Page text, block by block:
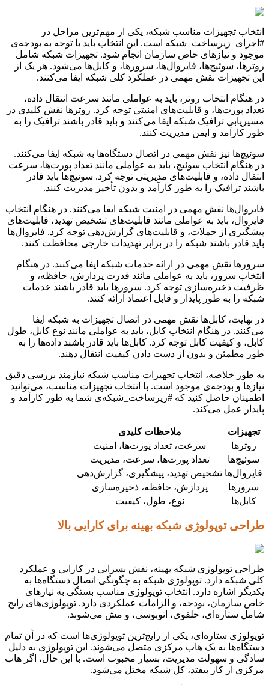
انتخاب تجهیزات مناسب شبکه، یکی از مهم‌ترین مراحل در
#اجرای_زیرساخت_شبکه است. این انتخاب باید با توجه به بودجه‌ی
موجود و نیازهای خاص سازمان انجام شود. تجهیزات شبکه شامل
روترها، سوئیچ‌ها، فایروال‌ها، سرورها، و کابل‌ها می‌شود. هر یک از
این تجهیزات نقش مهمی در عملکرد کلی شبکه ایفا می‌کنند.
در هنگام انتخاب روتر، باید به عواملی مانند سرعت انتقال داده،
تعداد پورت‌ها، و قابلیت‌های امنیتی توجه کرد. روترها نقش کلیدی در
مسیریابی ترافیک شبکه ایفا می‌کنند و باید قادر باشند ترافیک را به
طور کارآمد و ایمن مدیریت کنند.
سوئیچ‌ها نیز نقش مهمی در اتصال دستگاه‌ها به شبکه ایفا می‌کنند.
در هنگام انتخاب سوئیچ، باید به عواملی مانند تعداد پورت‌ها، سرعت
انتقال داده، و قابلیت‌های مدیریتی توجه کرد. سوئیچ‌ها باید قادر
باشند ترافیک را به طور کارآمد و بدون تأخیر مدیریت کنند.
فایروال‌ها نقش مهمی در امنیت شبکه ایفا می‌کنند. در هنگام انتخاب
فایروال، باید به عواملی مانند قابلیت‌های تشخیص تهدید، قابلیت‌های
پیشگیری از حملات، و قابلیت‌های گزارش‌دهی توجه کرد. فایروال‌ها
باید قادر باشند شبکه را در برابر تهدیدات خارجی محافظت کنند.
سرورها نقش مهمی در ارائه خدمات شبکه ایفا می‌کنند. در هنگام
انتخاب سرور، باید به عواملی مانند قدرت پردازش، حافظه، و
ظرفیت ذخیره‌سازی توجه کرد. سرورها باید قادر باشند خدمات
شبکه را به طور پایدار و قابل اعتماد ارائه کنند.
در نهایت، کابل‌ها نقش مهمی در اتصال تجهیزات به شبکه ایفا
می‌کنند. در هنگام انتخاب کابل، باید به عواملی مانند نوع کابل، طول
کابل، و کیفیت کابل توجه کرد. کابل‌ها باید قادر باشند داده‌ها را به
طور مطمئن و بدون از دست دادن کیفیت انتقال دهند.
به طور خلاصه، انتخاب تجهیزات مناسب شبکه نیازمند بررسی دقیق
نیازها و بودجه‌ی موجود است. با انتخاب تجهیزات مناسب، می‌توانید
اطمینان حاصل کنید که #زیرساخت_شبکه‌ی شما به طور کارآمد و
پایدار عمل می‌کند.
تجهیزات
ملاحظات کلیدی
روترها
سرعت، تعداد پورت‌ها، امنیت
سوئیچ‌ها
تعداد پورت‌ها، سرعت، مدیریت
فایروال‌ها تشخیص تهدید، پیشگیری، گزارش‌دهی
سرورها
پردازش، حافظه، ذخیره‌سازی
کابل‌ها
نوع، طول، کیفیت
طراحی توپولوژی شبکه بهینه برای کارایی بالا
طراحی توپولوژی شبکه بهینه، نقش بسزایی در کارایی و عملکرد
کلی شبکه دارد. توپولوژی شبکه به چگونگی اتصال دستگاه‌ها به
یکدیگر اشاره دارد. انتخاب توپولوژی مناسب بستگی به نیازهای
خاص سازمان، بودجه، و الزامات عملکردی دارد. توپولوژی‌های رایج
شامل ستاره‌ای، حلقوی، اتوبوسی، و مش می‌شوند.
توپولوژی ستاره‌ای، یکی از رایج‌ترین توپولوژی‌ها است که در آن تمام
دستگاه‌ها به یک هاب مرکزی متصل می‌شوند. این توپولوژی به دلیل
سادگی و سهولت مدیریت، بسیار محبوب است. با این حال، اگر هاب
مرکزی از کار بیفتد، کل شبکه مختل می‌شود.